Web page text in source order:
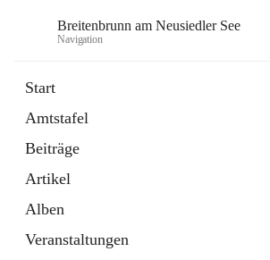
Breitenbrunn am Neusiedler See
Navigation
Start
Amtstafel
Beiträge
Artikel
Alben
Veranstaltungen
18 Schnellzugriffe
Gemeindeservice